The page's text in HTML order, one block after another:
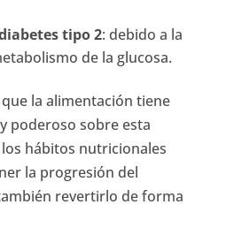
tipo 2: debido a la
de la glucosa.
la alimentación tiene
poderoso sobre esta
hábitos nutricionales
la progresión del
revertirlo de forma